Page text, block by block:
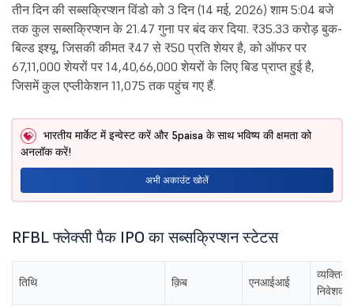
तीन दिन की सब्सक्रिप्शन विंडो को 3 दिन (14 मई, 2026) शाम 5:04 बजे
तक कुल सब्सक्रिप्शन के 21.47 गुना पर बंद कर दिया. ₹35.33 करोड़ बुक-
बिल्ड इश्यू, जिसकी कीमत ₹47 से ₹50 प्रति शेयर है, को ऑफर पर
67,11,000 शेयरों पर 14,40,66,000 शेयरों के लिए बिड प्राप्त हुई है,
जिसमें कुल एप्लीकेशन 11,075 तक पहुंच गए हैं.
भारतीय मार्केट में इन्वेस्ट करें और 5paisa के साथ भविष्य की क्षमता को
अनलॉक करें!
अभी अकाउंट खोलें
RFBL फ्लेक्सी पैक IPO का सब्सक्रिप्शन स्टेटस
तिथि क़िब एनआईआई
व्यक्तिगत
निवेशक